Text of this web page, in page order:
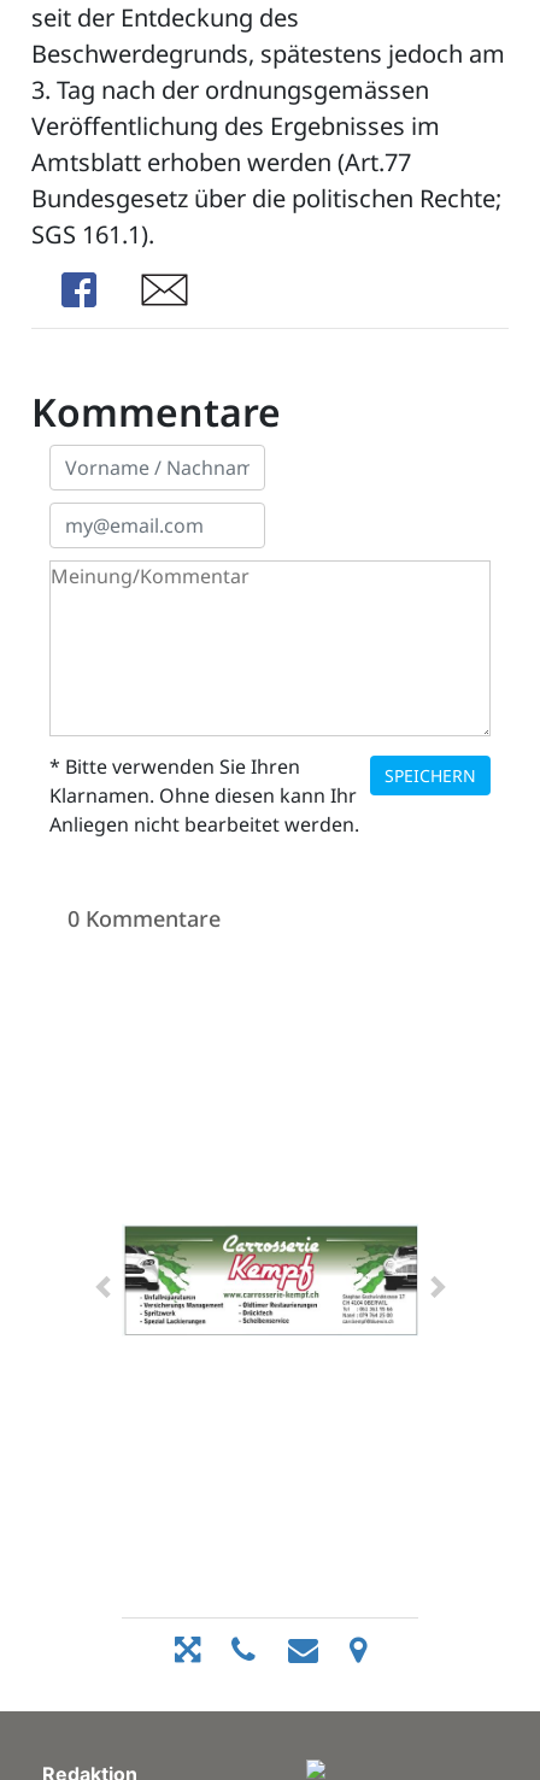
seit der Entdeckung des
Beschwerdegrunds, spätestens jedoch am
3. Tag nach der ordnungsgemässen
Veröffentlichung des Ergebnisses im
Amtsblatt erhoben werden (Art.77
Bundesgesetz über die politischen Rechte;
SGS 161.1).
Share
Share
Kommentare
SPEICHERN
* Bitte verwenden Sie Ihren
Klarnamen. Ohne diesen kann Ihr
Anliegen nicht bearbeitet werden.
0 Kommentare
Redaktion